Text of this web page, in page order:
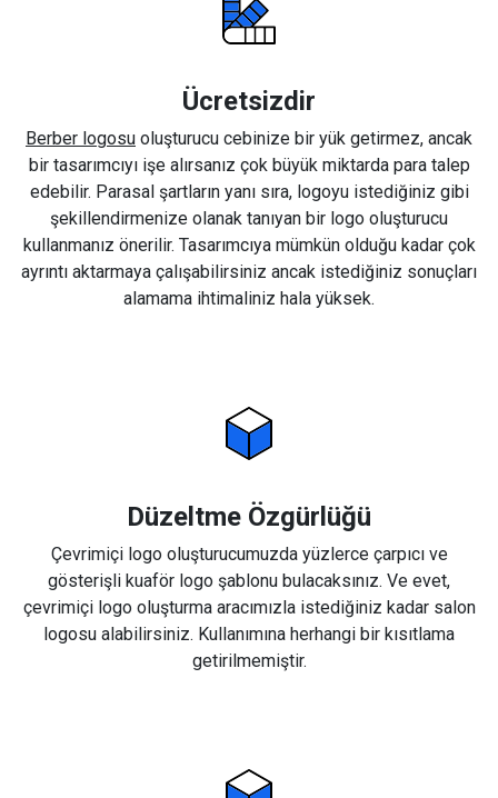
Ücretsizdir
Berber logosu oluşturucu cebinize bir yük getirmez, ancak
bir tasarımcıyı işe alırsanız çok büyük miktarda para talep
edebilir. Parasal şartların yanı sıra, logoyu istediğiniz gibi
şekillendirmenize olanak tanıyan bir logo oluşturucu
kullanmanız önerilir. Tasarımcıya mümkün olduğu kadar çok
ayrıntı aktarmaya çalışabilirsiniz ancak istediğiniz sonuçları
alamama ihtimaliniz hala yüksek.
Düzeltme Özgürlüğü
Çevrimiçi logo oluşturucumuzda yüzlerce çarpıcı ve
gösterişli kuaför logo şablonu bulacaksınız. Ve evet,
çevrimiçi logo oluşturma aracımızla istediğiniz kadar salon
logosu alabilirsiniz. Kullanımına herhangi bir kısıtlama
getirilmemiştir.